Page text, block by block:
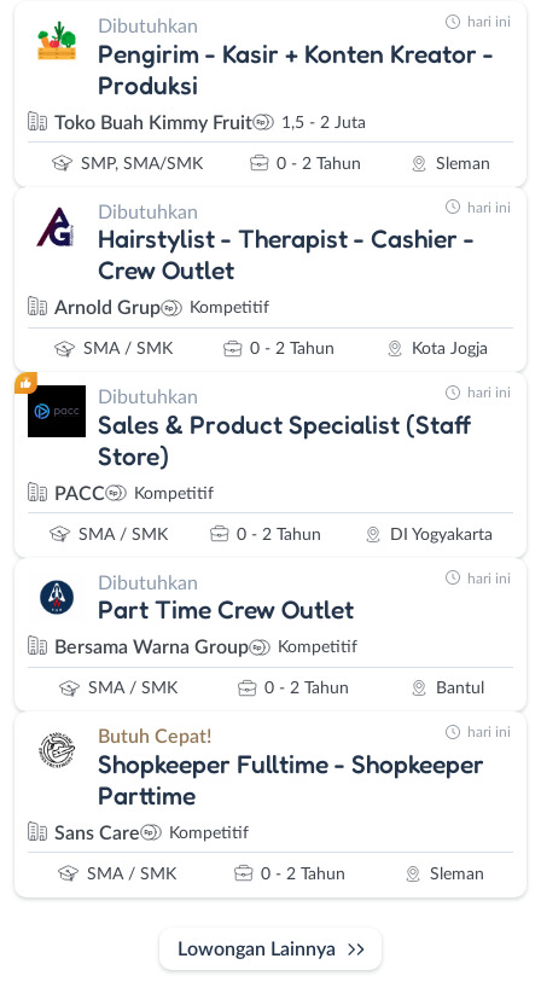
Dibutuhkan
Pengirim - Kasir + Konten Kreator -
Produksi
Toko Buah Kimmy Fruit 1,5 - 2 Juta
SMP, SMA/SMK 0 - 2 Tahun Sleman
hari ini
Dibutuhkan
Hairstylist - Therapist - Cashier -
Crew Outlet
Arnold Grup Kompetitif
SMA / SMK 0 - 2 Tahun Kota Jogja
hari ini
Dibutuhkan
Sales & Product Specialist (Staff
Store)
PACC Kompetitif
SMA / SMK 0 - 2 Tahun DI Yogyakarta
hari ini
Dibutuhkan
Part Time Crew Outlet
Bersama Warna Group Kompetitif
SMA / SMK 0 - 2 Tahun Bantul
hari ini
Butuh Cepat!
Shopkeeper Fulltime - Shopkeeper
Parttime
Sans Care Kompetitif
SMA / SMK 0 - 2 Tahun Sleman
hari ini
Lowongan Lainnya